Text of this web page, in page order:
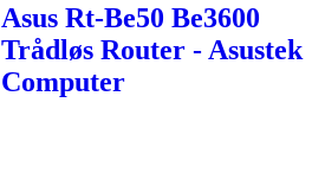
Asus Rt-Be50 Be3600
Trådløs Router - Asustek
Computer